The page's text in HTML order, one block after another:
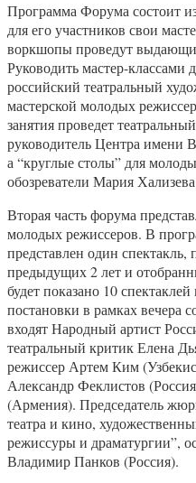
Программа Форума состоит
для его участников свои
воркшопы проведут
Руководить мастер-
российский театральный
мастерской молодых
занятия проведет
руководитель Центра имени
а “круглые столы” для
обозреватели Мария
Вторая часть форума
молодых режиссеров. В
представлен один
предыдущих 2 лет и
будет показано 10
постановки в рамках вечера
входят Народный артист
театральный критик Елена
режиссер Артем Ким
Александр Феклистов
(Армения). Председатель
театра и кино,
режиссуры и драматургии”,
Владимир Панков (Россия).